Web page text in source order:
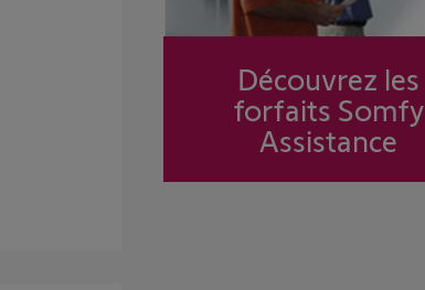
Découvrez les
forfaits Somfy
Assistance